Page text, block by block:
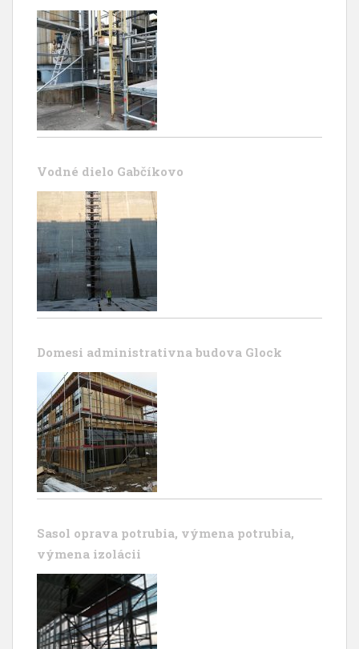
Vodné dielo Gabčíkovo
Domesi administrativna budova Glock
Sasol oprava potrubia, výmena potrubia,
výmena izolácii